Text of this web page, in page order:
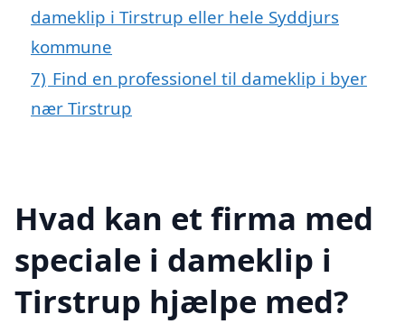
dameklip i Tirstrup eller hele Syddjurs
kommune
7) Find en professionel til dameklip i byer
nær Tirstrup
Hvad kan et firma med
speciale i dameklip i
Tirstrup hjælpe med?